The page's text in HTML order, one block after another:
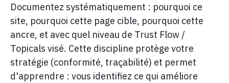
Documentez systématiquement : pourquoi ce
site, pourquoi cette page cible, pourquoi cette
ancre, et avec quel niveau de Trust Flow /
Topicals visé. Cette discipline protège votre
stratégie (conformité, traçabilité) et permet
d'apprendre : vous identifiez ce qui améliore